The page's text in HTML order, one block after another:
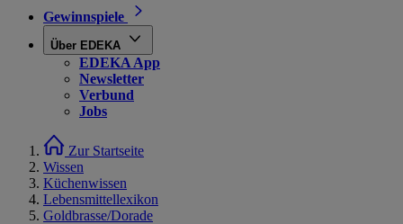
Gewinnspiele
Über EDEKA
EDEKA App
Newsletter
Verbund
Jobs
Zur Startseite
Wissen
Küchenwissen
Lebensmittellexikon
Goldbrasse/Dorade